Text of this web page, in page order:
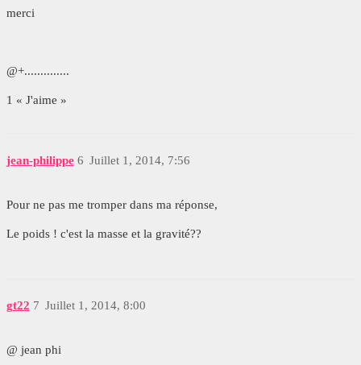
merci
@+..............
1 « J'aime »
jean-philippe Juillet 1, 2014, 7:56
6
Pour ne pas me tromper dans ma réponse,
Le poids ! c'est la masse et la gravité??
gt22 Juillet 1, 2014, 8:00
7
@ jean phi